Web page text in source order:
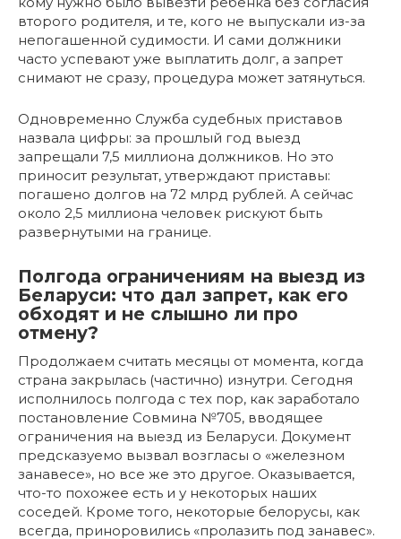
второго родителя, и те, кого не выпускали из-за
непогашенной судимости. И сами должники
часто успевают уже выплатить долг, а запрет
снимают не сразу, процедура может затянуться.
Одновременно Служба судебных приставов
назвала цифры: за прошлый год выезд
запрещали 7,5 миллиона должников. Но это
приносит результат, утверждают приставы:
погашено долгов на 72 млрд рублей. А сейчас
около 2,5 миллиона человек рискуют быть
развернутыми на границе.
Полгода ограничениям на выезд из
Беларуси: что дал запрет, как его
обходят и не слышно ли про
отмену?
Продолжаем считать месяцы от момента, когда
страна закрылась (частично) изнутри. Сегодня
исполнилось полгода с тех пор, как заработало
постановление Совмина №705, вводящее
ограничения на выезд из Беларуси. Документ
предсказуемо вызвал возгласы о «железном
занавесе», но все же это другое. Оказывается,
что-то похожее есть и у некоторых наших
соседей. Кроме того, некоторые белорусы, как
всегда, приноровились «пролазить под занавес».